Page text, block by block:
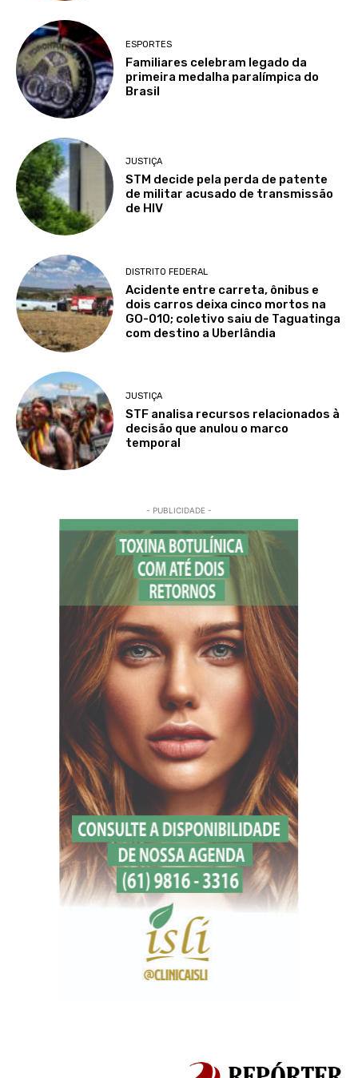
ESPORTES
Familiares celebram legado da
primeira medalha paralímpica do
Brasil
JUSTIÇA
STM decide pela perda de patente
de militar acusado de transmissão
de HIV
DISTRITO FEDERAL
Acidente entre carreta, ônibus e
dois carros deixa cinco mortos na
GO-010; coletivo saiu de Taguatinga
com destino a Uberlândia
JUSTIÇA
STF analisa recursos relacionados à
decisão que anulou o marco
temporal
- PUBLICIDADE -